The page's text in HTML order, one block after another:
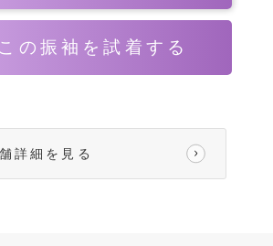
この振袖を試着する
詳細を見る